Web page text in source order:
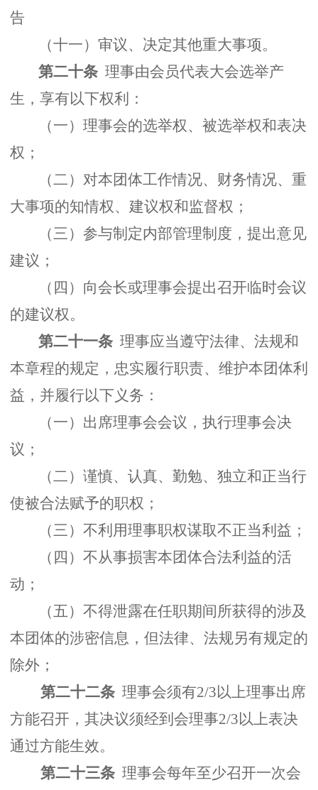
告
（十一）审议、决定其他重大事项。
第二十条 理事由会员代表大会选举产
生，享有以下权利：
（一）理事会的选举权、被选举权和表决
权；
（二）对本团体工作情况、财务情况、重
大事项的知情权、建议权和监督权；
（三）参与制定内部管理制度，提出意见
建议；
（四）向会长或理事会提出召开临时会议
的建议权。
第二十一条 理事应当遵守法律、法规和
本章程的规定，忠实履行职责、维护本团体利
益，并履行以下义务：
（一）出席理事会会议，执行理事会决
议；
（二）谨慎、认真、勤勉、独立和正当行
使被合法赋予的职权；
（三）不利用理事职权谋取不正当利益；
（四）不从事损害本团体合法利益的活
动；
（五）不得泄露在任职期间所获得的涉及
本团体的涉密信息，但法律、法规另有规定的
除外；
第二十二条 理事会须有2/3以上理事出席
方能召开，其决议须经到会理事2/3以上表决
通过方能生效。
第二十三条 理事会每年至少召开一次会